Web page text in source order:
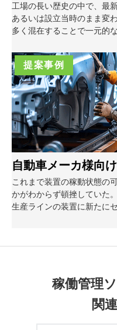
工場の長い歴史の中で、最
あるいは設立当時のまま変
多く混在することで一元的
提案事例
自動車メーカ様向
これまで装置の稼動状態の
かがわからず頓挫していた。
生産ラインの装置に新たに
稼働管理
関